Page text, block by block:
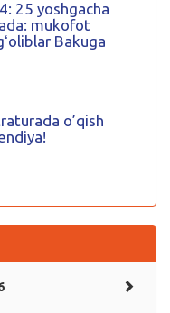
25 yoshgacha
mukofot
Bakuga
o’qish